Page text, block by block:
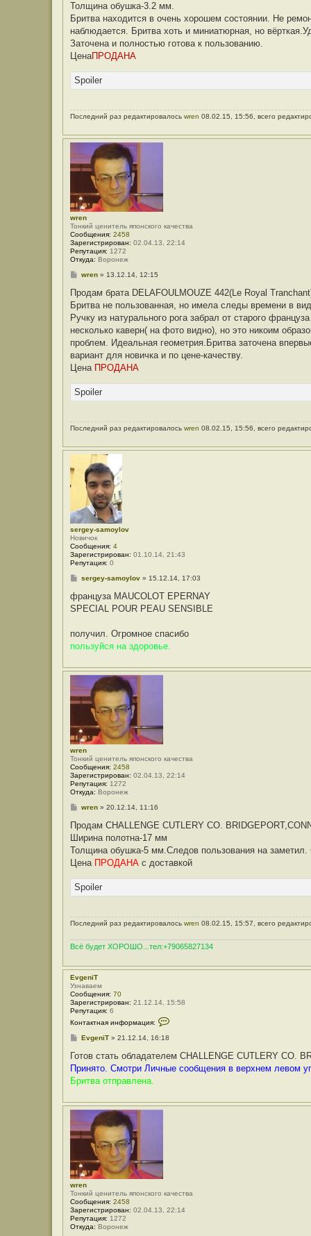
и
е
Толщина обушка-3.2 мм.
Бритва находится в очень хорошем состоянии. Не
наблюдается. Бритва хоть и миниатюрная, но
Заточена и полностью готова к пользованию.
ЦенаПРОДАНА
Spoiler
Последний раз редактировалось wren 08.02.15, 15:56, всего
wren
Тонкий ценитель японского качества
Сообщения: 2458
Зарегистрирован: 02.04.13, 22:14
Репутация: 1272
Откуда: Воронеж
С
о
щ
е
н
и
е
wren» 13.12.14, 12:15
Продам брата DELAFOULMOUZE 442(Le Royal
Бритва не пользованная, но имела следы времени в
Ручку из натурального рога забрал от старого
несколько каверн( на фото видно), но это никоим
проблем. Идеальная геометрия.Бритва заточена
вариант для новичка и по цене-качеству.
Цена ПРОДАНА
Spoiler
Последний раз редактировалось wren 08.02.15, 15:56, всего
sergey-samoylov
Новичок
Сообщения: 4
Зарегистрирован: 01.10.14, 21:43
Репутация: 0
С
о
б
щ
и
е
sergey-samoylov» 15.12.14, 17:03
француза MAUCOLOT EPERNAY
SPECIAL POUR PEAU SENSIBLE
получил. Огромное спасибо
пользуйся на здоровье.
wren
Тонкий ценитель японского качества
Сообщения: 2458
Зарегистрирован: 02.04.13, 22:14
Репутация: 1272
Откуда: Воронеж
С
о
щ
е
и
wren» 20.12.14, 11:16
Продам CHALLENGE CUTLERY CO.
Ширина полотна-17 мм
Толщина обушка-5 мм.Следов пользования на заметил.
Цена ПРОДАНА с доставкой
Spoiler
Последний раз редактировалось wren 08.02.15, 15:57, всего
Всё будет ХОРОШО...тел:+79065827134
EvgeniT
Узнаваем
Сообщения: 70
Зарегистрирован: 21.12.14, 15:58
Репутация: 6
Контактная информация:
к
т
и
о
ь
С
о
щ
е
е
EvgeniT» 21.12.14, 16:18
Готов стать обладателем CHALLENGE CUTLERY CO.
Принято. Смотри Личные сообщения в верхнем левом
Бритва отправлена.
wren
Тонкий ценитель японского качества
Сообщения: 2458
Зарегистрирован: 02.04.13, 22:14
Репутация: 1272
Откуда: Воронеж